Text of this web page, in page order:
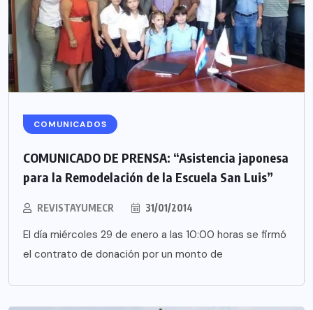
COMUNICADOS
COMUNICADO DE PRENSA: “Asistencia japonesa
para la Remodelación de la Escuela San Luis”
REVISTAYUMECR 31/01/2014
El día miércoles 29 de enero a las 10:00 horas se firmó
el contrato de donación por un monto de